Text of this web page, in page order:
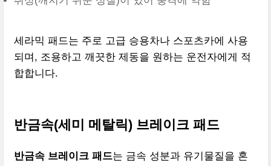
세라믹 패드는 주로 고급 승용차나 스포츠카에 사용
되며, 조용하고 깨끗한 제동을 원하는 운전자에게 적
합합니다.
반금속(세미 메탈릭) 브레이크 패드
반금속 브레이크 패드는 금속 성분과 유기물질을 혼